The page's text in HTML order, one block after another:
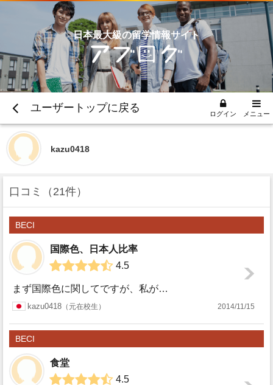
日本最大級の留学情報サイト
ユーザートップに戻る ログイン メニュー
kazu0418
口コミ 21件
BECI
BECI
国際色、日本人比率
4.5
まず国際色に関してですが、私が滞在していた期間にはもちろん韓国人生徒と日本人生徒が基本なのですが、他にモンゴル、中国、台湾、中東からの留学生も居ました。B...
kazu0418 元在校生 2014/11/15
BECI
食堂
4.5